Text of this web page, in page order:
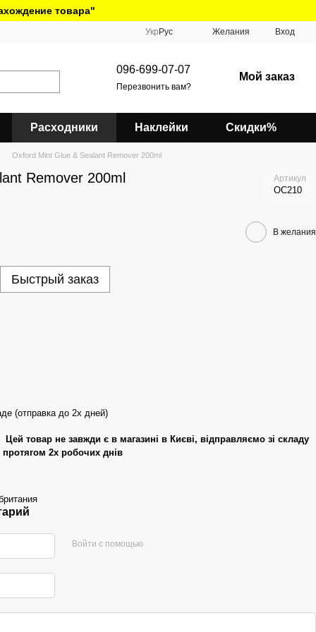
товара"
Укр Рус Желания Вход
096-699-07-07
Перезвонить вам?
Мой заказ
Расходники Наклейки Скидки%
Oxford Mint Glue & Sealant Remover 200ml
Remover 200ml Артикул
OC210
В желания
Быстрый заказ
(отправка до 2х дней)
Цей товар не завжди є в магазині в Києві, відправляємо зі складу
протягом 2х робочих днів
Войти с помощью